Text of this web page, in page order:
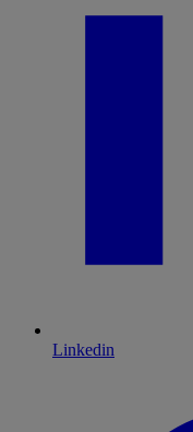
Linkedin